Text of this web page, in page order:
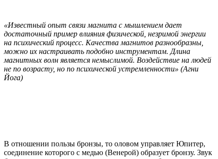
«Известный опыт связи магнита с мышлением дает
достаточный пример влияния физической, незримой энергии
на психический процесс. Качества магнитов разнообразны,
можно их настраивать подобно инструментам. Длина
магнитных волн является немыслимой. Воздействие на людей
не по возрасту, но по психической устремленности» (Агни
Йога)
В отношении пользы бронзы, то оловом управляет Юпитер,
соединение которого с медью (Венерой) образует бронзу. Звук